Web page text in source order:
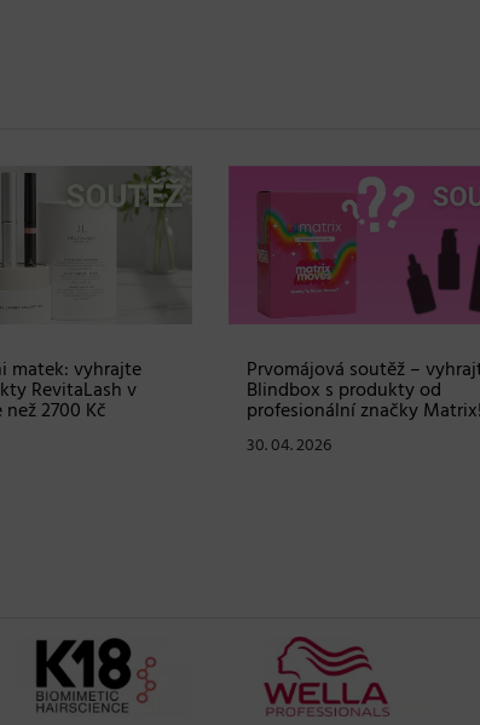
matek: vyhrajte
RevitaLash v
2700 Kč
Prvomájová soutěž –
Blindbox s produkty od
profesionální značky
30. 04. 2026